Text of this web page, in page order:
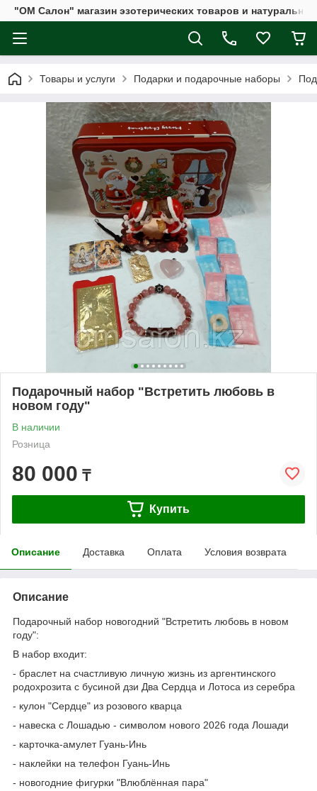
"ОМ Салон" магазин эзотерических товаров и
Товары и услуги Подарки и подарочные наборы
Подарочный набор "Встретить любовь в
новом году"
В наличии
Розница
80 000 ₸
Купить
Описание Доставка Оплата Условия возврата
Описание
Подарочный набор новогодний "Встретить любовь в новом
году":
В набор входит:
- браслет на счастливую личную жизнь из аргентинского
родохрозита с бусиной дзи Два Сердца и Лотоса из серебра
- кулон "Сердце" из розового кварца
- навеска с Лошадью - символом нового 2026 года Лошади
- карточка-амулет Гуань-Инь
- наклейки на телефон Гуань-Инь
- новогодние фигурки "Влюблённая пара"